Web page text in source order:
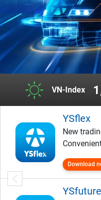
VN-Index
YSflex
New
Download
YSfuture